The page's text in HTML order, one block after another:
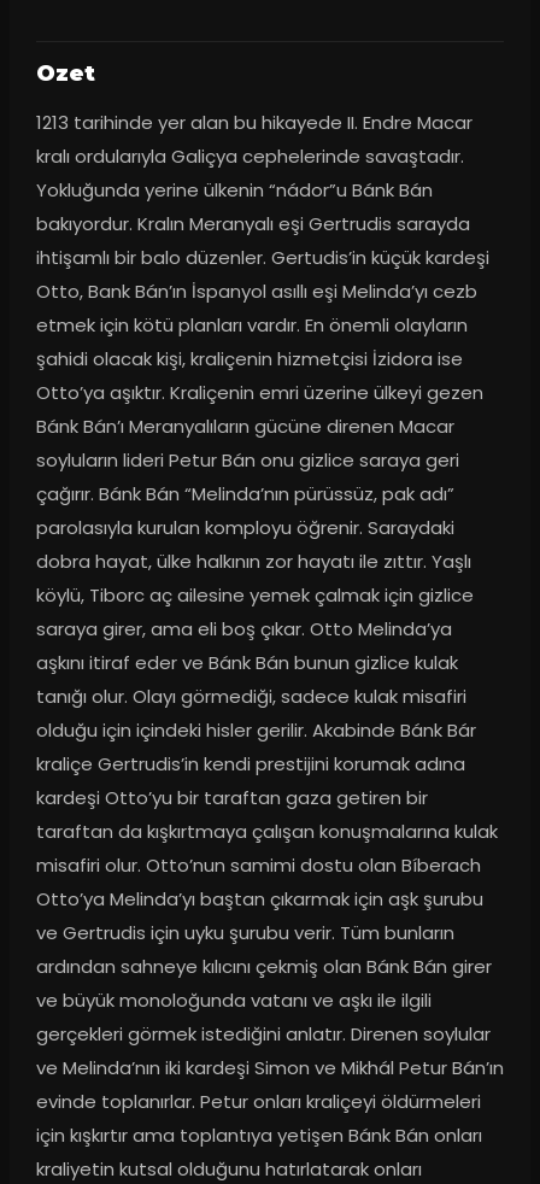
Ozet
1213 tarihinde yer alan bu hikayede II. Endre Macar
kralı ordularıyla Galiçya cephelerinde savaştadır.
Yokluğunda yerine ülkenin “nádor”u Bánk Bán
bakıyordur. Kralın Meranyalı eşi Gertrudis sarayda
ihtişamlı bir balo düzenler. Gertudis’in küçük kardeşi
Otto, Bank Bán’ın İspanyol asıllı eşi Melinda’yı cezb
etmek için kötü planları vardır. En önemli olayların
şahidi olacak kişi, kraliçenin hizmetçisi İzidora ise
Otto’ya aşıktır. Kraliçenin emri üzerine ülkeyi gezen
Bánk Bán’ı Meranyalıların gücüne direnen Macar
soyluların lideri Petur Bán onu gizlice saraya geri
çağırır. Bánk Bán “Melinda’nın pürüssüz, pak adı”
parolasıyla kurulan komployu öğrenir. Saraydaki
dobra hayat, ülke halkının zor hayatı ile zıttır. Yaşlı
köylü, Tiborc aç ailesine yemek çalmak için gizlice
saraya girer, ama eli boş çıkar. Otto Melinda’ya
aşkını itiraf eder ve Bánk Bán bunun gizlice kulak
tanığı olur. Olayı görmediği, sadece kulak misafiri
olduğu için içindeki hisler gerilir. Akabinde Bánk Bár
kraliçe Gertrudis’in kendi prestijini korumak adına
kardeşi Otto’yu bir taraftan gaza getiren bir
taraftan da kışkırtmaya çalışan konuşmalarına kulak
misafiri olur. Otto’nun samimi dostu olan Bíberach
Otto’ya Melinda’yı baştan çıkarmak için aşk şurubu
ve Gertrudis için uyku şurubu verir. Tüm bunların
ardından sahneye kılıcını çekmiş olan Bánk Bán girer
ve büyük monoloğunda vatanı ve aşkı ile ilgili
gerçekleri görmek istediğini anlatır. Direnen soylular
ve Melinda’nın iki kardeşi Simon ve Mikhál Petur Bán’ın
evinde toplanırlar. Petur onları kraliçeyi öldürmeleri
için kışkırtır ama toplantıya yetişen Bánk Bán onları
kraliyetin kutsal olduğunu hatırlatarak onları